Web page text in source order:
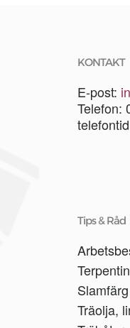
KONTAKT
E-post:
Telefon:
Tips & Råd
Slamfärg
Träolja,